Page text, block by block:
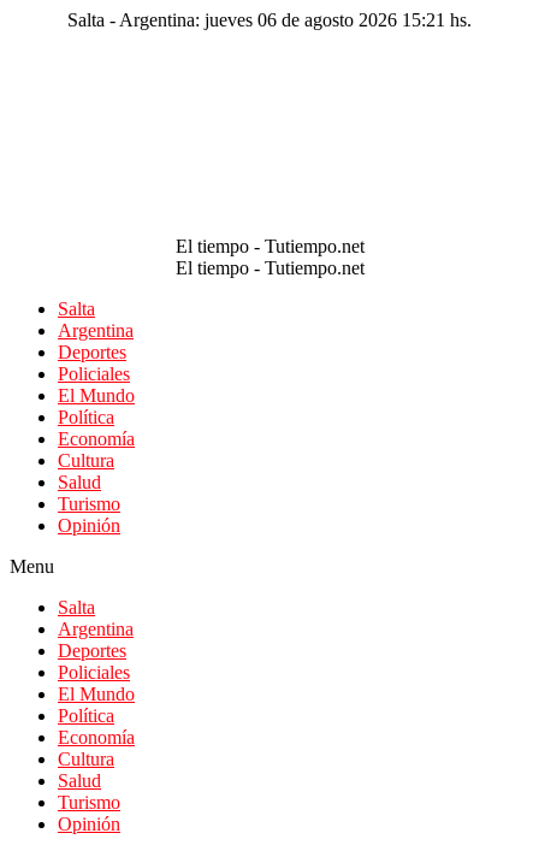
Salta - Argentina: jueves 06 de agosto 2026 15:21 hs.
El tiempo - Tutiempo.net
El tiempo - Tutiempo.net
Salta
Argentina
Deportes
Policiales
El Mundo
Política
Economía
Cultura
Salud
Turismo
Opinión
Menu
Salta
Argentina
Deportes
Policiales
El Mundo
Política
Economía
Cultura
Salud
Turismo
Opinión